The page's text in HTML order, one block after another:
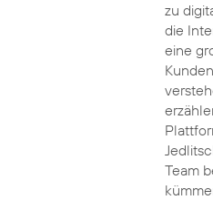
zu
die
eine
Team